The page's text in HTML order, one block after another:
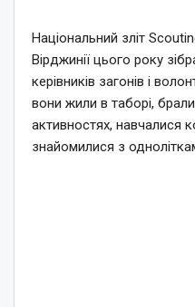
Національний зліт
Вірджинії цього року
керівників загонів і
вони жили в таборі,
активностях, навчалися
знайомилися з